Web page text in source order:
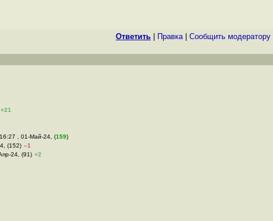
Ответить Правка| Cообщить модератору
+21
, 01-Май-24, (159)
(152) –1
24, (91) +2